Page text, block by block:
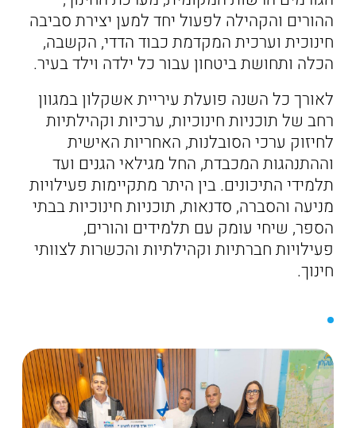
ההורים והקהילה לפעול יחד למען יצירת סביבה
חינוכית וערכית המקדמת כבוד הדדי, הקשבה,
הכלה ותחושת ביטחון עבור כל ילדה וילד בעיר.
לאורך כל השנה פועלת עיריית אשקלון במגוון
רחב של תוכניות חינוכיות, ערכיות וקהילתיות
לחיזוק ערכי הסובלנות, האחריות האישית
וההתנהגות המכבדת, החל מגילאי הגנים ועד
תלמידי התיכונים. בין היתר מתקיימות פעילויות
מניעה והסברה, סדנאות, תוכניות חינוכיות בבתי
הספר, שיחי עומק עם תלמידים והורים,
פעילויות חברתיות וקהילתיות והכשרות לצוותי
חינוך.